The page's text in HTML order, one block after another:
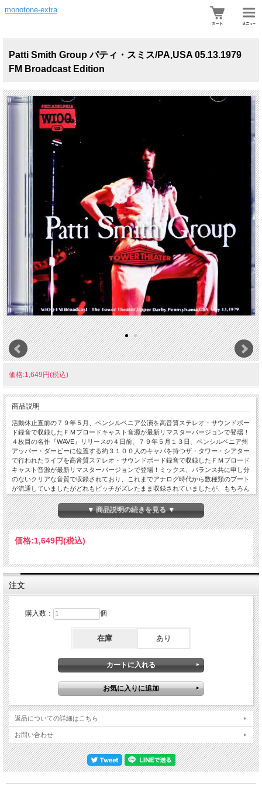
monotone-extra
Patti Smith Group パティ・スミス/PA,USA 05.13.1979
FM Broadcast Edition
価格:1,649円(税込)
商品説明
活動休止直前の７９年５月、ペンシルベニア公演を高音質ステレオ・サウンドボー
ド録音で収録したＦＭブロードキャスト音源が最新リマスターバージョンで登場！
４枚目の名作『WAVE』リリースの４日前、７９年５月１３日、ペンシルベニア州
アッパー・ダービーに位置する約３１００人のキャパを持つザ・タワー・シアター
で行われたライブを高音質ステレオ・サウンドボード録音で収録したＦＭブロード
キャスト音源が最新リマスターバージョンで登場！ミックス、バランス共に申し分
のないクリアな音質で収録されており、これまでアナログ時代から数種類のブート
が流通していましたがどれもピッチがズレたまま収録されていましたが、もちろん
本作ではマスターに起因するピッチのズレ、曲によってズレていた定位と合わせて
丁寧に補正されています。休憩を挟んで2部構成によるロングセットとなったこの
日は、幼少期にフィラデルフィア（アッパー・ダービーはフィラデルフィア大都市
圏の一部）で数年暮らしたこと、母親や友人、家族が観客席にいることもＭＣで語
っています。またミュージカル『アニー』の"Hang On To Tomorrow"を意外なアレ
ンジで披露、当時この曲が彼女の母親のお気に入りの一つだったと言われていま
ットとなった当時の新作『WAVE』からのナンバーをフィーチャーしたセットリス
トで、シングルのカップリングナンバーでアルバム未収録のマンフレッドマンのカ
バー"5-4-3-2-1"、ロネッツの名曲カバー"Be My Baby"などレアなカバーを含め極上
パフォーマンスを高音質でたっぷり堪能できます！WIOQ-FM Broadcast / The
Free 02.Till Victory 03.So You Wanna Be A Rock n' Roll Star 04.Mr. Tambourine Man
(Lenny Kaye on vocals) 05.Citizen Ship 06.You Gotta Live 07.Redondo Beach
08.Poppies 09.Crowd 10.Hang On To Tomorrow 11.Jailhouse Rock 12.25th Floor
13.Kimberly 14.5.4.3.2.1. (Disc 2) 01.Be My Baby 02.Secret Agent Man 03.Revenge
04.Dancing Barefoot 05.Because The Night 06.Frederick 07.Seven Ways Of Going
08.Jesus Loves Me 09.Gloria 10.Pumping (My Heart) 11.My Generation Patti Smith
- vocals, guitar Lenny Kaye - guitar, bass, vocals Ivan Kral - guitar, bass, vocals Jay
▼ 商品説明の続きを見る ▼
価格:1,649円(税込)
注文
購入数： 個
在庫 あり
返品についての詳細はこちら
お問い合わせ